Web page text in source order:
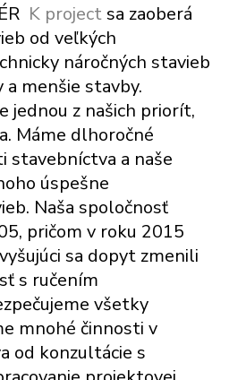
K projectsa zaoberá
od veľkých
náročných stavieb
menšie stavby.
jednou z našich priorít,
Máme dlhoročné
stavebníctva a naše
úspešne
Naša spoločnosť
pričom v roku 2015
sa dopyt zmenili
s ručením
všetky
mnohé činnosti v
od konzultácie s